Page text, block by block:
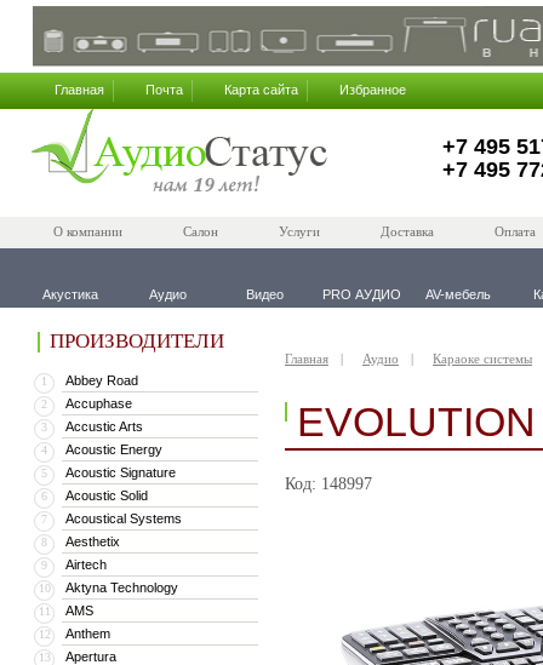
Главная Почта Карта сайта Избранное
+7 495
+7 495
О компании Салон Услуги Доставка Оплата
Акустика Аудио Видео PRO АУДИО AV-мебель
ПРОИЗВОДИТЕЛИ
1 Abbey Road
2 Accuphase
3 Accustic Arts
4 Acoustic Energy
5 Acoustic Signature
6 Acoustic Solid
7 Acoustical Systems
8 Aesthetix
9 Airtech
10 Aktyna Technology
11 AMS
12 Anthem
13 Apertura
Главная Аудио Караоке системы
Код: 148997